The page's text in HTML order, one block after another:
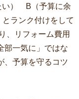
い） B（予算に余
ランク付けをして
、リフォーム費用
部一気に」ではな
、予算を守るコツ